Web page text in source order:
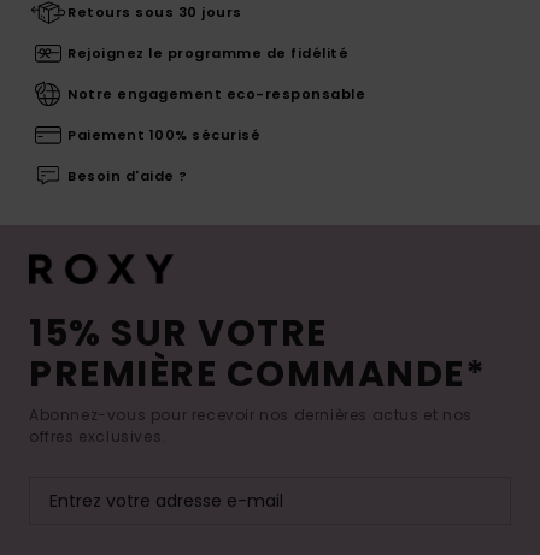
Retours sous 30 jours
Rejoignez le programme de fidélité
Notre engagement eco-responsable
Paiement 100% sécurisé
Besoin d'aide ?
15% SUR VOTRE
PREMIÈRE COMMANDE*
Abonnez-vous pour recevoir nos dernières actus et nos
offres exclusives.